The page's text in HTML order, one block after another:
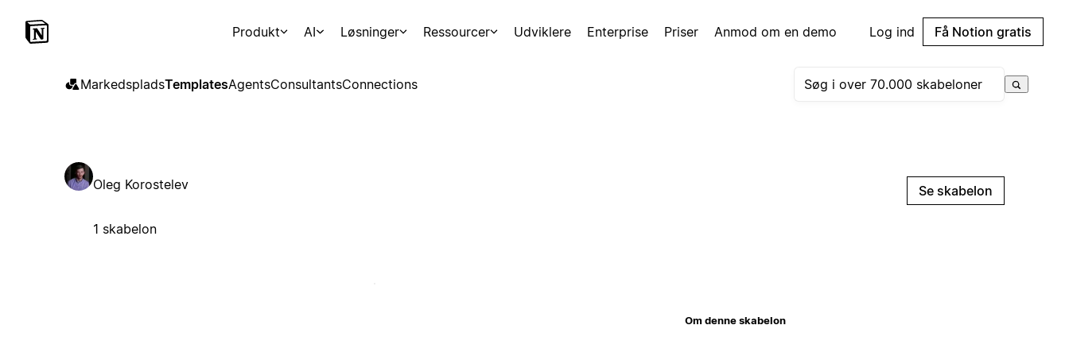
Produkt AI Løsninger Ressourcer Udviklere Enterprise Priser Anmod om en demo Log ind Få Notion gratis
MarkedspladsTemplatesAgentsConsultantsConnections
Oleg Korostelev
1 skabelon
Se skabelon
Om denne skabelon